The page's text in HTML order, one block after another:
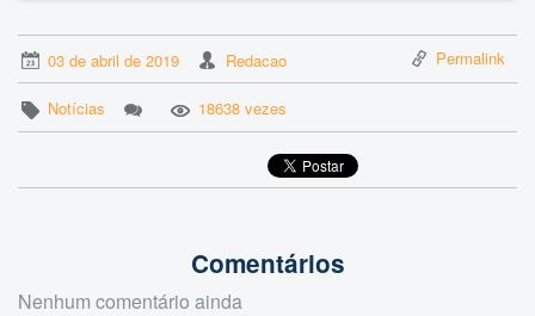
03 de abril de 2019 Redacao Permalink
Notícias 18638 vezes
Comentários
Nenhum comentário ainda